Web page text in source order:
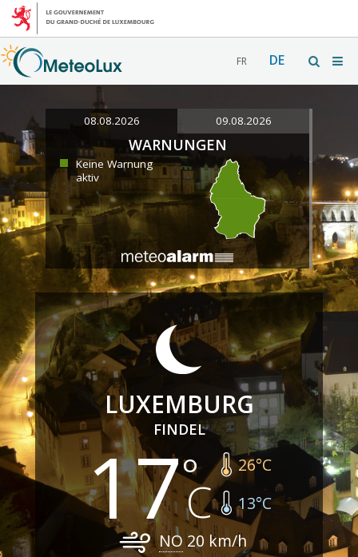
FR DE
08.08.2026 09.08.2026
WARNUNGEN
Keine Warnung
aktiv
LUXEMBURG
FINDEL
17 26°C
13°C
NO 20 km/h